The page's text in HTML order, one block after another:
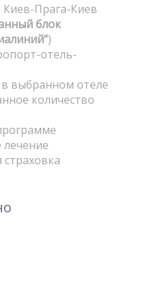
Киев-Прага-Киев
блок
)
отель-
выбранном отеле
количество
лечение